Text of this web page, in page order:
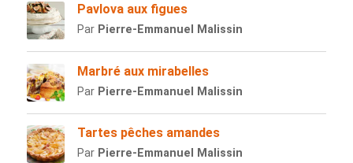
Pavlova aux figues
Par Pierre-Emmanuel Malissin
Marbré aux mirabelles
Par Pierre-Emmanuel Malissin
Tartes pêches amandes
Par Pierre-Emmanuel Malissin